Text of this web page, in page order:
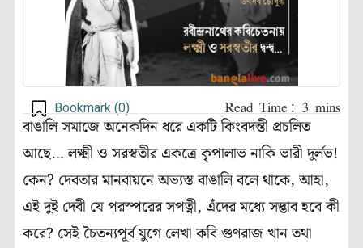
Bookmark (0)
বাঙালি সমাজে অনেকদিন ধরে একটি কিংবদন্তী প্রচলিত
আছে… লক্ষ্মী ও সরস্বতীর একত্রে কৃপালাভ নাকি ভারী দুর্লভ!
কেন? দেবতার মানবায়নে অভ্যস্ত বাঙালি বলে থাকে, আহা,
এই দুই দেবী যে পরস্পরের সপত্নী, এঁদের মধ্যে সদ্ভাব হবে কী
করে? সেই চৈতন্যপূর্ব যুগে লেখা কবি গুণরাজ খান তথা